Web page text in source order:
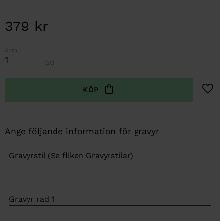
379 kr
Antal
st
Gravyrstil (Se fliken Gravyrstilar)
Gravyr rad 1